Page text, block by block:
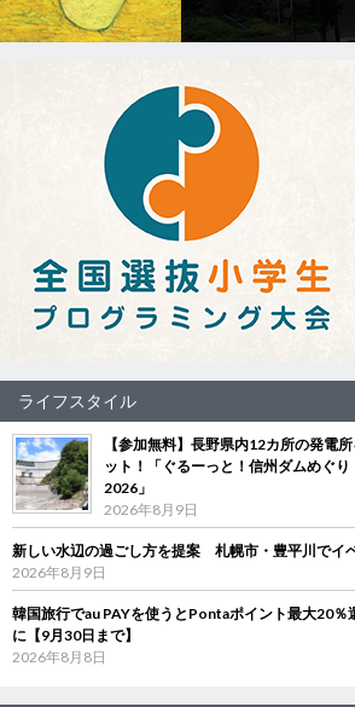
ライフスタイル
【参加無料】長野県内12カ所の発電
ット！「ぐるーっと！信州ダムめぐ
2026」
2026年8月9日
新しい水辺の過ごし方を提案 札幌市・豊平川でイ
2026年8月9日
韓国旅行でau PAYを使うとPontaポイント最大20％
に【9月30日まで】
2026年8月8日